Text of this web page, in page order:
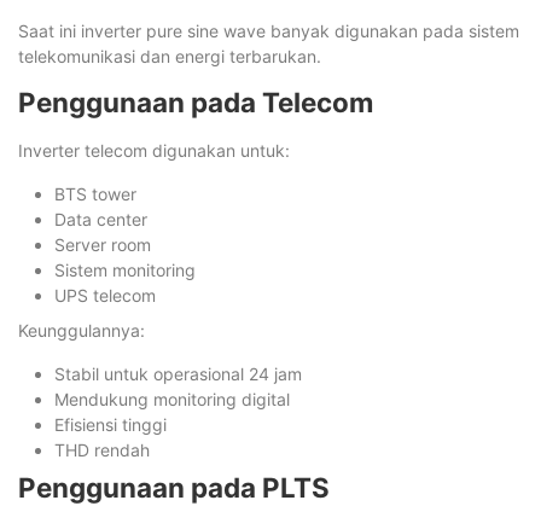
Saat ini inverter pure sine wave banyak digunakan pada sistem
telekomunikasi dan energi terbarukan.
Penggunaan pada Telecom
Inverter telecom digunakan untuk:
BTS tower
Data center
Server room
Sistem monitoring
UPS telecom
Keunggulannya:
Stabil untuk operasional 24 jam
Mendukung monitoring digital
Efisiensi tinggi
THD rendah
Penggunaan pada PLTS